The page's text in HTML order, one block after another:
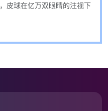
皮球在亿万双眼睛的注视下